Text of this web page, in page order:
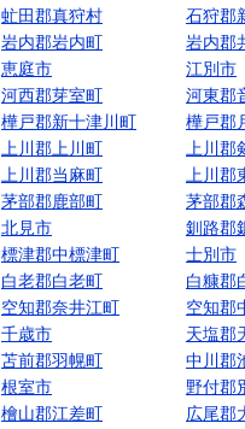
虻田郡真狩村
石狩郡
岩内郡岩内町
岩内郡
恵庭市
江別市
河西郡芽室町
河東郡
樺戸郡新十津川町
樺戸郡
上川郡上川町
上川郡
上川郡当麻町
上川
茅部郡鹿部町
茅部郡
北見市
釧路郡
標津郡中標津町
士別市
白老郡白老町
白糠郡
空知郡奈井江町
空知郡
千歳市
天塩郡
苫前郡羽幌町
中川郡
根室市
野付郡
檜山郡江差町
広尾郡